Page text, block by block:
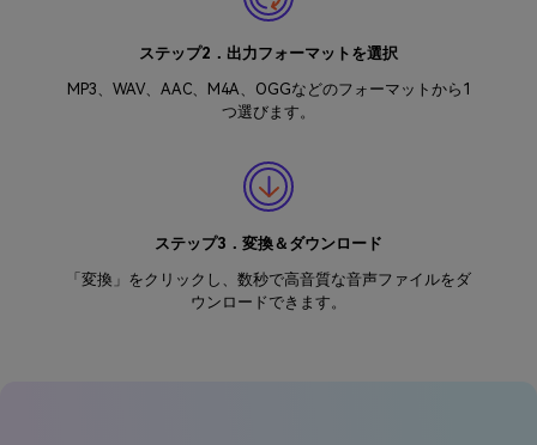
ステップ2．出力フォーマットを選択
MP3、WAV、AAC、M4A、OGGなどのフォーマットから1
つ選びます。
ステップ3．変換＆ダウンロード
「変換」をクリックし、数秒で高音質な音声ファイルをダ
ウンロードできます。